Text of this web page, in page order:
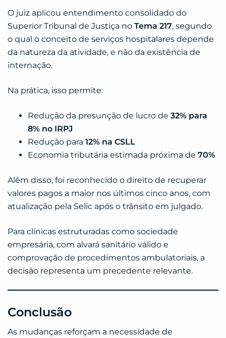
O juiz aplicou entendimento consolidado do
Superior Tribunal de Justiça no Tema 217, segundo
o qual o conceito de serviços hospitalares depende
da natureza da atividade, e não da existência de
internação.
Na prática, isso permite:
Redução da presunção de lucro de 32% para
8% no IRPJ
Redução para 12% na CSLL
Economia tributária estimada próxima de 70%
Além disso, foi reconhecido o direito de recuperar
valores pagos a maior nos últimos cinco anos, com
atualização pela Selic após o trânsito em julgado.
Para clínicas estruturadas como sociedade
empresária, com alvará sanitário válido e
comprovação de procedimentos ambulatoriais, a
decisão representa um precedente relevante.
Conclusão
As mudanças reforçam a necessidade de